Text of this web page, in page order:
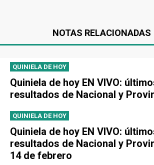
NOTAS RELACIONADAS
QUINIELA DE HOY
Quiniela de hoy EN VIVO:
resultados de Nacional y
QUINIELA DE HOY
Quiniela de hoy EN VIVO:
resultados de Nacional y
14 de febrero